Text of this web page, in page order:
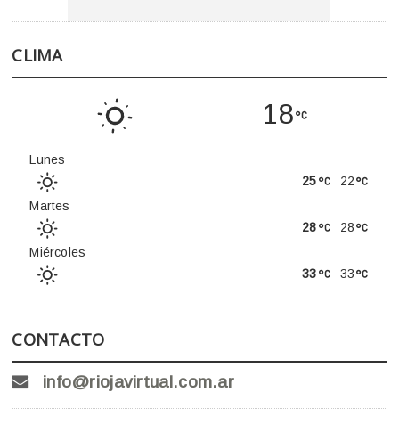
CLIMA
18
Lunes
22
25
Martes
28
28
Miércoles
33
33
CONTACTO
info@riojavirtual.com.ar